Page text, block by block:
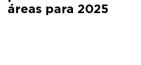
áreas para 2025